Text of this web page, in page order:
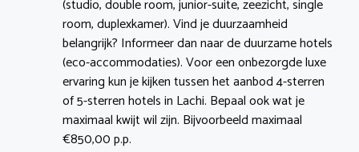
(studio, double room, junior-suite, zeezicht, single
room, duplexkamer). Vind je duurzaamheid
belangrijk? Informeer dan naar de duurzame hotels
(eco-accommodaties). Voor een onbezorgde luxe
ervaring kun je kijken tussen het aanbod 4-sterren
of 5-sterren hotels in Lachi. Bepaal ook wat je
maximaal kwijt wil zijn. Bijvoorbeeld maximaal
€850,00 p.p.